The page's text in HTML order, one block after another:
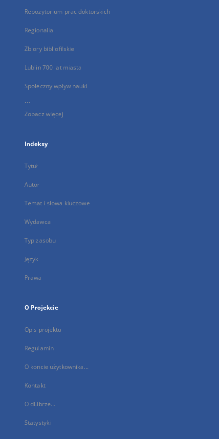
Repozytorium prac doktorskich
Regionalia
Zbiory bibliofilskie
Lublin 700 lat miasta
Społeczny wpływ nauki
...
Zobacz więcej
Indeksy
Tytuł
Autor
Temat i słowa kluczowe
Wydawca
Typ zasobu
Język
Prawa
O Projekcie
Opis projektu
Regulamin
O koncie użytkownika...
Kontakt
O dLibrze...
Statystyki